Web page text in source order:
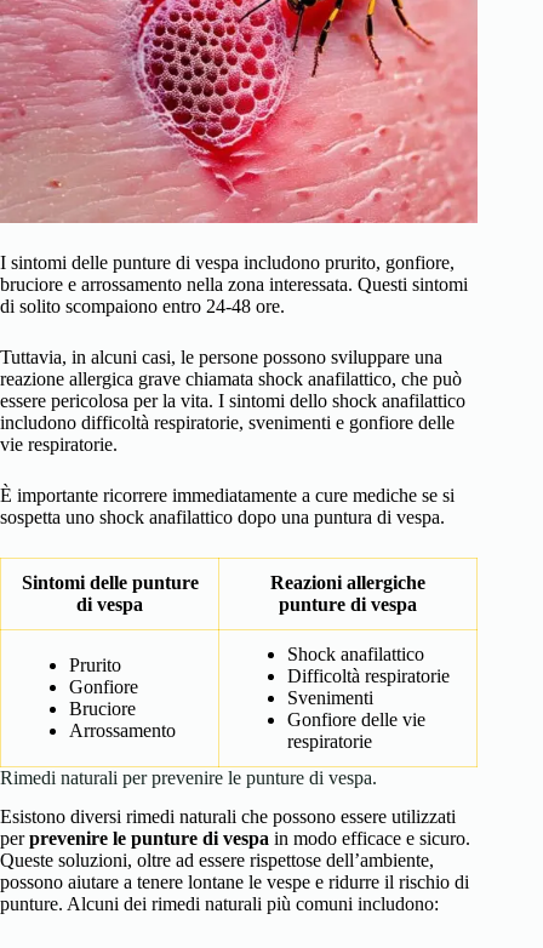
I sintomi delle punture di vespa includono prurito, gonfiore,
bruciore e arrossamento nella zona interessata. Questi sintomi
di solito scompaiono entro 24-48 ore.
Tuttavia, in alcuni casi, le persone possono sviluppare una
reazione allergica grave chiamata shock anafilattico, che può
essere pericolosa per la vita. I sintomi dello shock anafilattico
includono difficoltà respiratorie, svenimenti e gonfiore delle
vie respiratorie.
È importante ricorrere immediatamente a cure mediche se si
sospetta uno shock anafilattico dopo una puntura di vespa.
Sintomi delle punture
di vespa
Reazioni allergiche
punture di vespa
Prurito
Gonfiore
Bruciore
Arrossamento
Shock anafilattico
Difficoltà respiratorie
Svenimenti
Gonfiore delle vie
respiratorie
Rimedi naturali per prevenire le punture di vespa.
Esistono diversi rimedi naturali che possono essere utilizzati
perprevenire le punture di vespa in modo efficace e sicuro.
Queste soluzioni, oltre ad essere rispettose dell’ambiente,
possono aiutare a tenere lontane le vespe e ridurre il rischio di
punture. Alcuni dei rimedi naturali più comuni includono: